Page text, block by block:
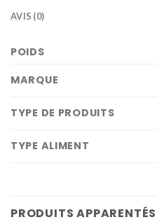
AVIS (0)
POIDS
MARQUE
TYPE DE PRODUITS
TYPE ALIMENT
PRODUITS APPARENTÉS